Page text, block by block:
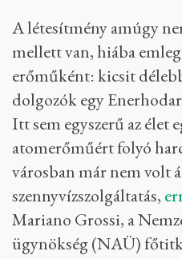
A létesítmény amúgy
mellett van, hiába
erőműként: kicsit
dolgozók egy
Itt sem egyszerű az élet
atomerőműért folyó
városban már nem volt
szennyvízszolgáltatás,
Mariano Grossi, a
ügynökség (NAÜ)